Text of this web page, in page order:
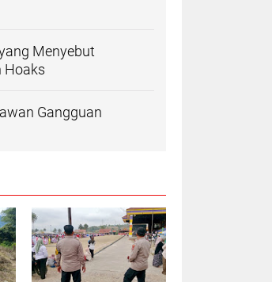
Menyebut
Hoaks
Gangguan